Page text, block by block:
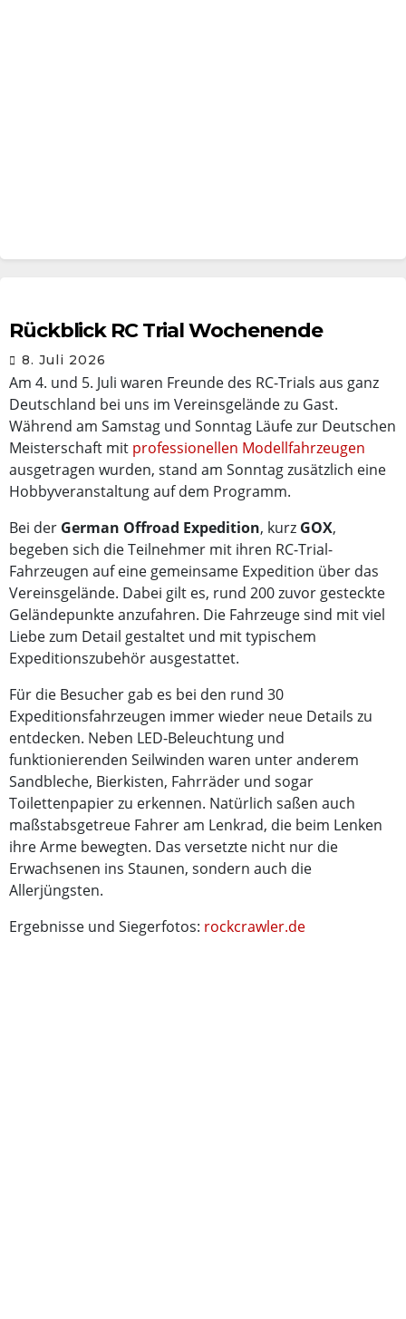
Rückblick RC Trial Wochenende
8. Juli 2026
Am 4. und 5. Juli waren Freunde des RC-Trials aus ganz
Deutschland bei uns im Vereinsgelände zu Gast.
Während am Samstag und Sonntag Läufe zur Deutschen
Meisterschaft mit professionellen Modellfahrzeugen
ausgetragen wurden, stand am Sonntag zusätzlich eine
Hobbyveranstaltung auf dem Programm.
Bei der German Offroad Expedition, kurz GOX,
begeben sich die Teilnehmer mit ihren RC-Trial-
Fahrzeugen auf eine gemeinsame Expedition über das
Vereinsgelände. Dabei gilt es, rund 200 zuvor gesteckte
Geländepunkte anzufahren. Die Fahrzeuge sind mit viel
Liebe zum Detail gestaltet und mit typischem
Expeditionszubehör ausgestattet.
Für die Besucher gab es bei den rund 30
Expeditionsfahrzeugen immer wieder neue Details zu
entdecken. Neben LED-Beleuchtung und
funktionierenden Seilwinden waren unter anderem
Sandbleche, Bierkisten, Fahrräder und sogar
Toilettenpapier zu erkennen. Natürlich saßen auch
maßstabsgetreue Fahrer am Lenkrad, die beim Lenken
ihre Arme bewegten. Das versetzte nicht nur die
Erwachsenen ins Staunen, sondern auch die
Allerjüngsten.
Ergebnisse und Siegerfotos: rockcrawler.de